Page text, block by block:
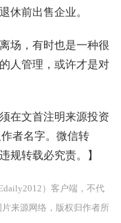
休前出售企业。
场，有时也是一种很
人管理，或许才是对
在文首注明来源投资
者名字。微信转
规转载必究责。】
）客户端，不代
来源网络，版权归作者所